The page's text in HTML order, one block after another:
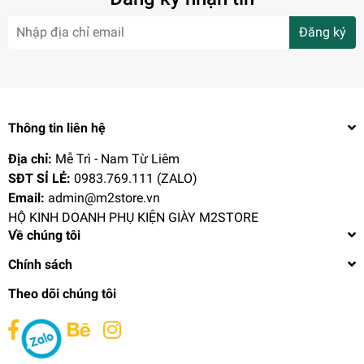
Đăng ký
Thông tin liên hệ
Địa chỉ: Mễ Trì - Nam Từ Liêm
SĐT SỈ LẺ: 0983.769.111 (ZALO)
Email: admin@m2store.vn
HỘ KINH DOANH PHỤ KIỆN GIÀY M2STORE
Về chúng tôi
Chính sách
Theo dõi chúng tôiĐón Gót Giày Hợp Kim Linh Hoạt, Chắc Chắn,
70.000₫
undefined